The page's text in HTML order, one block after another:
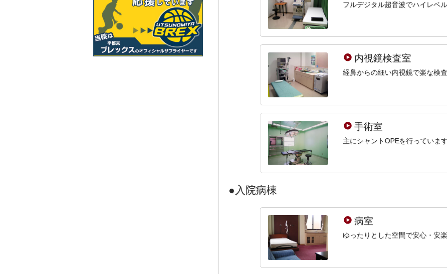
フルデジタル超音波でハイレベ
内視鏡検査室
経鼻からの細い内視鏡で楽な検
手術室
主にシャントOPEを行っていま
入院病棟
病室
ゆったりとした空間で安心・安